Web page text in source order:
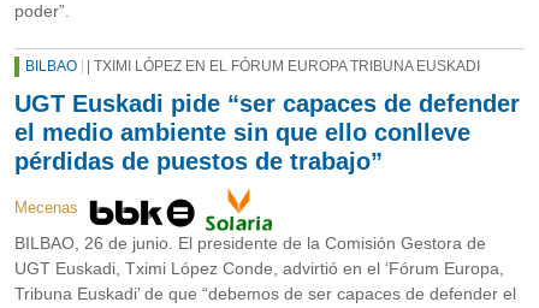
poder”.
BILBAO | TXIMI LÓPEZ EN EL FÓRUM EUROPA TRIBUNA EUSKADI
UGT Euskadi pide “ser capaces de defender
el medio ambiente sin que ello conlleve
pérdidas de puestos de trabajo”
Mecenas
BILBAO, 26 de junio. El presidente de la Comisión Gestora de
UGT Euskadi, Tximi López Conde, advirtió en el ‘Fórum Europa,
Tribuna Euskadi’ de que “debemos de ser capaces de defender el